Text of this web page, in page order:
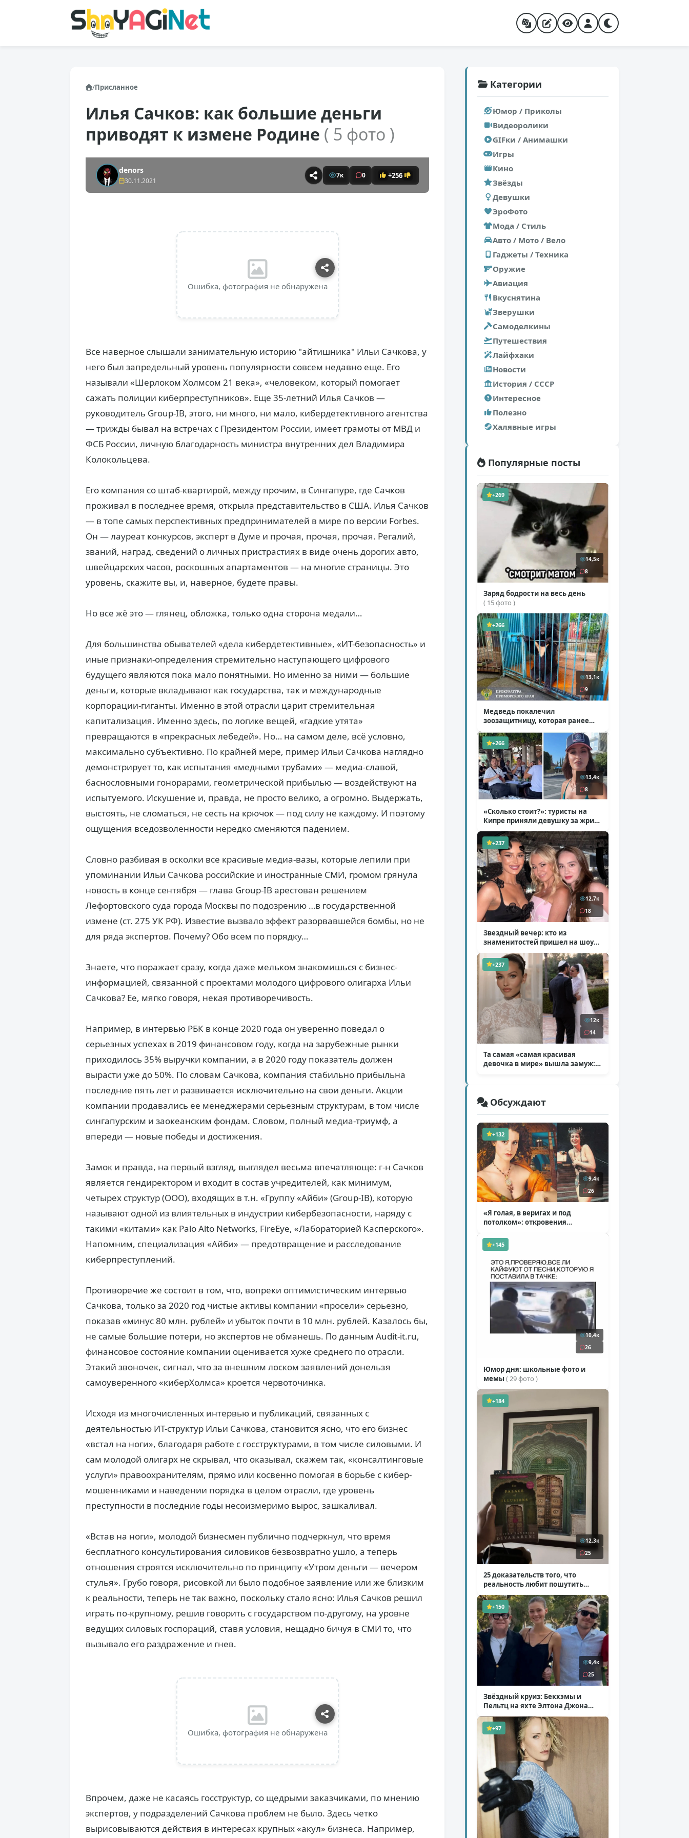
/Присланное
Илья Сачков: как большие деньги
приводят к измене Родине ( 5 фото )
denors
30.11.2021
7к 0 +256
Ошибка, фотография не обнаружена
Все наверное слышали занимательную историю "айтишника" Ильи Сачкова, у
него был запредельный уровень популярности совсем недавно еще. Его
называли «Шерлоком Холмсом 21 века», «человеком, который помогает
сажать полиции киберпреступников». Еще 35-летний Илья Сачков —
руководитель Group-IB, этого, ни много, ни мало, кибердетективного агентства
— трижды бывал на встречах с Президентом России, имеет грамоты от МВД и
ФСБ России, личную благодарность министра внутренних дел Владимира
Колокольцева.
Его компания со штаб-квартирой, между прочим, в Сингапуре, где Сачков
проживал в последнее время, открыла представительство в США. Илья Сачков
— в топе самых перспективных предпринимателей в мире по версии Forbes.
Он — лауреат конкурсов, эксперт в Думе и прочая, прочая, прочая. Регалий,
званий, наград, сведений о личных пристрастиях в виде очень дорогих авто,
швейцарских часов, роскошных апартаментов — на многие страницы. Это
уровень, скажите вы, и, наверное, будете правы.
Но все жё это — глянец, обложка, только одна сторона медали…
Для большинства обывателей «дела кибердетективные», «ИТ-безопасность» и
иные признаки-определения стремительно наступающего цифрового
будущего являются пока мало понятными. Но именно за ними — большие
деньги, которые вкладывают как государства, так и международные
корпорации-гиганты. Именно в этой отрасли царит стремительная
капитализация. Именно здесь, по логике вещей, «гадкие утята»
превращаются в «прекрасных лебедей». Но… на самом деле, всё условно,
максимально субъективно. По крайней мере, пример Ильи Сачкова наглядно
демонстрирует то, как испытания «медными трубами» — медиа-славой,
баснословными гонорарами, геометрической прибылью — воздействуют на
испытуемого. Искушение и, правда, не просто велико, а огромно. Выдержать,
выстоять, не сломаться, не сесть на крючок — под силу не каждому. И поэтому
ощущения вседозволенности нередко сменяются падением.
Словно разбивая в осколки все красивые медиа-вазы, которые лепили при
упоминании Ильи Сачкова российские и иностранные СМИ, громом грянула
новость в конце сентября — глава Group-IB арестован решением
Лефортовского суда города Москвы по подозрению …в государственной
измене (ст. 275 УК РФ). Известие вызвало эффект разорвавшейся бомбы, но не
для ряда экспертов. Почему? Обо всем по порядку…
Знаете, что поражает сразу, когда даже мельком знакомишься с бизнес-
информацией, связанной с проектами молодого цифрового олигарха Ильи
Сачкова? Ее, мягко говоря, некая противоречивость.
Например, в интервью РБК в конце 2020 года он уверенно поведал о
серьезных успехах в 2019 финансовом году, когда на зарубежные рынки
приходилось 35% выручки компании, а в 2020 году показатель должен
вырасти уже до 50%. По словам Сачкова, компания стабильно прибыльна
последние пять лет и развивается исключительно на свои деньги. Акции
компании продавались ее менеджерами серьезным структурам, в том числе
сингапурским и заокеанским фондам. Словом, полный медиа-триумф, а
впереди — новые победы и достижения.
Замок и правда, на первый взгляд, выглядел весьма впечатляюще: г-н Сачков
является гендиректором и входит в состав учредителей, как минимум,
четырех структур (ООО), входящих в т.н. «Группу «Айби» (Group-IB), которую
называют одной из влиятельных в индустрии кибербезопасности, наряду с
такими «китами» как Palo Alto Networks, FireEye, «Лабораторией Касперского».
Напомним, специализация «Айби» — предотвращение и расследование
киберпреступлений.
Противоречие же состоит в том, что, вопреки оптимистическим интервью
Сачкова, только за 2020 год чистые активы компании «просели» серьезно,
показав «минус 80 млн. рублей» и убыток почти в 10 млн. рублей. Казалось бы,
не самые большие потери, но экспертов не обманешь. По данным Audit-it.ru,
финансовое состояние компании оценивается хуже среднего по отрасли.
Этакий звоночек, сигнал, что за внешним лоском заявлений донельзя
самоуверенного «киберХолмса» кроется червоточинка.
Исходя из многочисленных интервью и публикаций, связанных с
деятельностью ИТ-структур Ильи Сачкова, становится ясно, что его бизнес
«встал на ноги», благодаря работе с госструктурами, в том числе силовыми. И
сам молодой олигарх не скрывал, что оказывал, скажем так, «консалтинговые
услуги» правоохранителям, прямо или косвенно помогая в борьбе с кибер-
мошенниками и наведении порядка в целом отрасли, где уровень
преступности в последние годы несоизмеримо вырос, зашкаливал.
«Встав на ноги», молодой бизнесмен публично подчеркнул, что время
бесплатного консультирования силовиков безвозвратно ушло, а теперь
отношения строятся исключительно по принципу «Утром деньги — вечером
стулья». Грубо говоря, рисовкой ли было подобное заявление или же близким
к реальности, теперь не так важно, поскольку стало ясно: Илья Сачков решил
играть по-крупному, решив говорить с государством по-другому, на уровне
ведущих силовых госпораций, ставя условия, нещадно бичуя в СМИ то, что
вызывало его раздражение и гнев.
Ошибка, фотография не обнаружена
Впрочем, даже не касаясь госструктур, со щедрыми заказчиками, по мнению
экспертов, у подразделений Сачкова проблем не было. Здесь четко
вырисовываются действия в интересах крупных «акул» бизнеса. Например,
Категории
Юмор / Приколы
Видеоролики
GIFки / Анимашки
Игры
Кино
Звёзды
Девушки
ЭроФото
Мода / Стиль
Авто / Мото / Вело
Гаджеты / Техника
Оружие
Авиация
Вкуснятина
Зверушки
Самоделкины
Путешествия
Лайфхаки
Новости
История / СССР
Интересное
Полезно
Халявные игры
Популярные посты
+269
14,5к
8
Заряд бодрости на весь день
( 15 фото )
+266
13,1к
9
Медведь покалечил
зоозащитницу, которая ранее
+266
13,4к
8
«Сколько стоит?»: туристы на
Кипре приняли девушку за жрицу
любви( 1 фото + 1 видео )
+237
12,7к
18
Звездный вечер: кто из
знаменитостей пришел на шоу
Билана( 6 фото )
+237
12к
14
Та самая «самая красивая
девочка в мире» вышла замуж:
Обсуждают
+132
9,4к
26
«Я голая, в веригах и под
потолком»: откровения
( 11 фото )
+145
10,4к
26
Юмор дня: школьные фото и
мемы ( 29 фото )
+184
12,3к
25
25 доказательств того, что
реальность любит пошутить
( 25 фото )
+150
9,4к
25
Звёздный круиз: Бекхэмы и
Пельтц на яхте Элтона Джона
( 12 фото )
+97